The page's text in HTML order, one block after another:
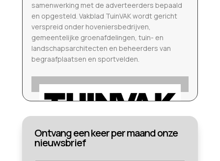
samenwerking met de adverteerders bepaald
en opgesteld. Vakblad TuinVAK wordt gericht
verspreid onder hoveniersbedrijven,
gemeentelijke groenafdelingen, tuin- en
landschapsarchitecten en beheerders van
begraafplaatsen en sportvelden.
Ontvang een keer per maand onze
nieuwsbrief